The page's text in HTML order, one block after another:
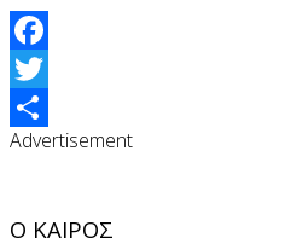
Facebook
Twitter
Share
Advertisement
Ο ΚΑΙΡΟΣ